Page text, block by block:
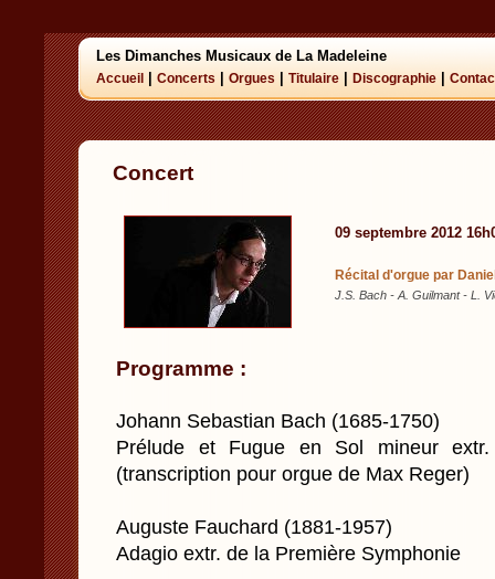
Les Dimanches Musicaux de La Madeleine
Accueil Concerts Orgues Titulaire Discographie
Concert
09 septembre 2012
Récital d'orgue par
J.S. Bach - A. Guilmant - L.
Programme :
Johann Sebastian Bach (1685-1750)
Prélude et Fugue en Sol mineur
(transcription pour orgue de Max Reger)
Auguste Fauchard (1881-1957)
Adagio extr. de la Première Symphonie